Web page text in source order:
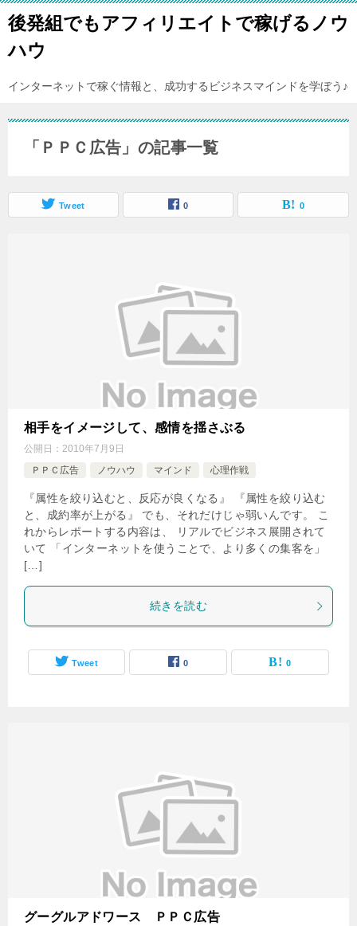
後発組でもアフィリエイトで稼げるノウ
ハウ
インターネットで稼ぐ情報と、成功するビジネスマインドを学ぼう♪
「ＰＰＣ広告」の記事一覧
Tweet 0 0
相手をイメージして、感情を揺さぶる
公開日： 2010年7月9日
ＰＰＣ広告
ノウハウ マインド 心理作戦
『属性を絞り込むと、反応が良くなる』 『属性を絞り込む
と、成約率が上がる』 でも、それだけじゃ弱いんです。 こ
れからレポートする内容は、 リアルでビジネス展開されて
いて 「インターネットを使うことで、より多くの集客を」
[…]
続きを読む
Tweet 0 0
グーグルアドワース ＰＰＣ広告